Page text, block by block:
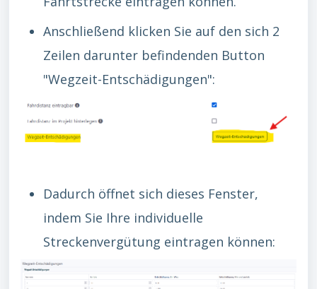
Anschließend klicken Sie auf den sich 2
Zeilen darunter befindenden Button
"Wegzeit-Entschädigungen":
Dadurch öffnet sich dieses Fenster,
indem Sie Ihre individuelle
Streckenvergütung eintragen können: